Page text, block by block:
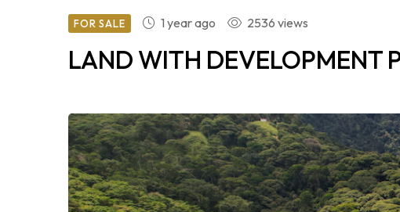
FOR SALE 1 year ago 2536 views
LAND WITH DEVELOPMENT